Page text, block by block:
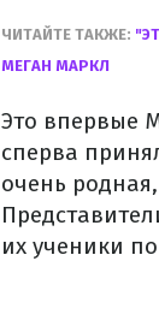
ЧИТАЙТЕ ТАКЖЕ:
МЕГАН МАРКЛ
Это впервые
сперва
очень
их ученики